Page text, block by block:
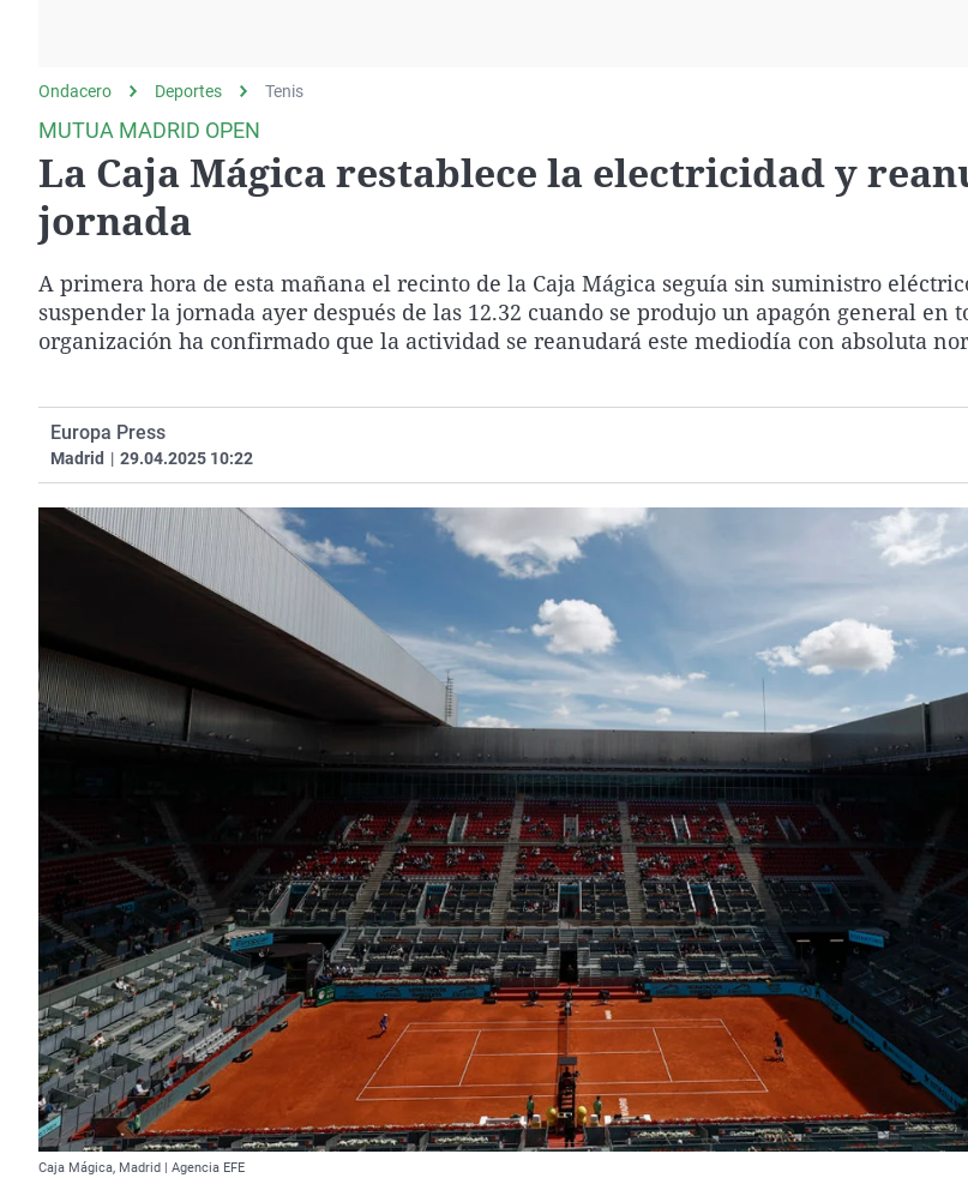
Como el perro y el
País Vasco
Ondacero Deportes Tenis
MUTUA MADRID OPEN
La Caja Mágica restablece la electricidad y
jornada
A primera hora de esta mañana el recinto de la Caja Mágica seguía sin suministro
suspender la jornada ayer después de las 12.32 cuando se produjo un apagón general en
organización ha confirmado que la actividad se reanudará este mediodía con absoluta
Europa Press
Madrid | 29.04.2025 10:22
Caja Mágica, Madrid | Agencia EFE